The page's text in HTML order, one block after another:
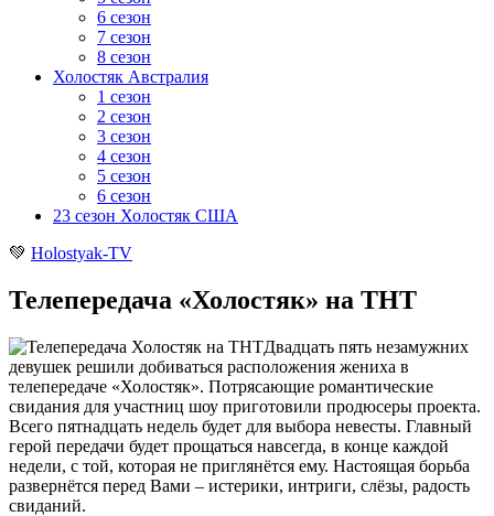
6 сезон
7 сезон
8 сезон
Холостяк Австралия
1 сезон
2 сезон
3 сезон
4 сезон
5 сезон
6 сезон
23 сезон Холостяк США
💚 Holostyak-TV
Телепередача «Холостяк» на ТНТ
Двадцать пять незамужних
девушек решили добиваться расположения жениха в
телепередаче «Холостяк». Потрясающие романтические
свидания для участниц шоу приготовили продюсеры проекта.
Всего пятнадцать недель будет для выбора невесты. Главный
герой передачи будет прощаться навсегда, в конце каждой
недели, с той, которая не приглянётся ему. Настоящая борьба
развернётся перед Вами – истерики, интриги, слёзы, радость
свиданий.